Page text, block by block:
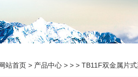
站首页 > 产品中心 > > > TB11F双金属片